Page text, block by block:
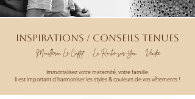
INSPIRATIONS / Conseils Tenues
Mouilleron Le Captif La Roche-sur-Yon Vendée
Immortalisez votre maternité, votre famille.
Il est important d'harmoniser les styles & couleurs de vos vêtements !